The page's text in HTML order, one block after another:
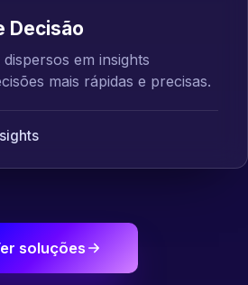
Decisão
em insights
mais rápidas e precisas.
soluções